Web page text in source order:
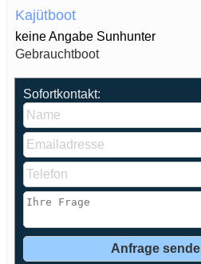
Kajütboot
keine Angabe Sunhunter
Gebrauchtboot
Sofortkontakt: